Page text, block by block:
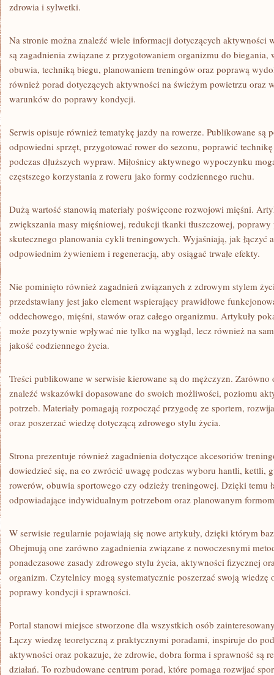
zdrowia i sylwetki.
Na stronie można znaleźć wiele informacji dotyczących aktywności
są zagadnienia związane z przygotowaniem organizmu do
obuwia, techniką biegu, planowaniem treningów oraz poprawą
również porad dotyczących aktywności na świeżym powietrzu oraz
warunków do poprawy kondycji.
Serwis opisuje również tematykę jazdy na rowerze. Publikowane są
odpowiedni sprzęt, przygotować rower do sezonu, poprawić
podczas dłuższych wypraw. Miłośnicy aktywnego wypoczynku
częstszego korzystania z roweru jako formy codziennego ruchu.
Dużą wartość stanowią materiały poświęcone rozwojowi mięśni.
zwiększania masy mięśniowej, redukcji tkanki tłuszczowej,
skutecznego planowania cykli treningowych. Wyjaśniają, jak łączyć
odpowiednim żywieniem i regeneracją, aby osiągać trwałe efekty.
Nie pominięto również zagadnień związanych z zdrowym stylem
przedstawiany jest jako element wspierający prawidłowe
oddechowego, mięśni, stawów oraz całego organizmu. Artykuły
może pozytywnie wpływać nie tylko na wygląd, lecz również na
jakość codziennego życia.
Treści publikowane w serwisie kierowane są do mężczyzn. Zarówno
znaleźć wskazówki dopasowane do swoich możliwości, poziomu
potrzeb. Materiały pomagają rozpocząć przygodę ze sportem,
oraz poszerzać wiedzę dotyczącą zdrowego stylu życia.
Strona prezentuje również zagadnienia dotyczące akcesoriów
dowiedzieć się, na co zwrócić uwagę podczas wyboru hantli, kettli,
rowerów, obuwia sportowego czy odzieży treningowej. Dzięki temu
odpowiadające indywidualnym potrzebom oraz planowanym
W serwisie regularnie pojawiają się nowe artykuły, dzięki którym
Obejmują one zarówno zagadnienia związane z nowoczesnymi
ponadczasowe zasady zdrowego stylu życia, aktywności fizycznej
organizm. Czytelnicy mogą systematycznie poszerzać swoją wiedzę
poprawy kondycji i sprawności.
Portal stanowi miejsce stworzone dla wszystkich osób
Łączy wiedzę teoretyczną z praktycznymi poradami, inspiruje do
aktywności oraz pokazuje, że zdrowie, dobra forma i sprawność są
działań. To rozbudowane centrum porad, które pomaga rozwijać